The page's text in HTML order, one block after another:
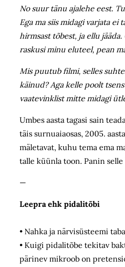
No suur tänu ajalehe eest.
Ega ma siis midagi varjata ei
hirmsast tõbest, ja ellu
raskusi minu eluteel, pean
Mis puutub filmi, selles
käinud? Aga kelle poolt
vaatevinklist mitte midagi
Umbes aasta tagasi sain
täis surnuaiaosas, 2005.
mäletavat, kuhu tema ema
talle küünla toon. Panin
—
Leepra ehk pidalitõbi
• Nahka ja närvisüsteemi
• Kuigi pidalitõbe tekitav
pärinev mikroob on